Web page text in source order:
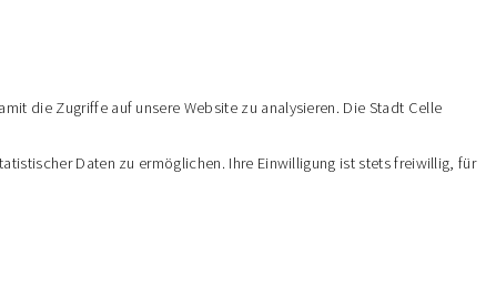
die Zugriffe auf unsere Website zu analysieren. Die Stadt Celle
Daten zu ermöglichen. Ihre Einwilligung ist stets freiwillig, für